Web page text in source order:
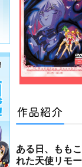
ある日、もも
れた天使リモ